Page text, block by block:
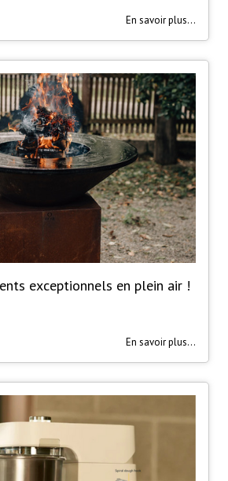
En savoir plus...
exceptionnels en plein air !
En savoir plus...